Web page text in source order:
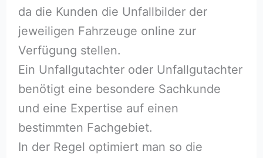
da die Kunden die Unfallbilder der
jeweiligen Fahrzeuge online zur
Verfügung stellen.
Ein Unfallgutachter oder Unfallgutachter
benötigt eine besondere Sachkunde
und eine Expertise auf einen
bestimmten Fachgebiet.
In der Regel optimiert man so die